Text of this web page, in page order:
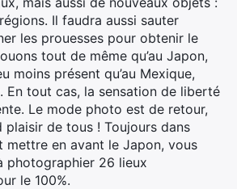
Il faudra aussi sauter
les prouesses pour obtenir le
tout de même qu’au Japon,
moins présent qu’au Mexique,
En tout cas, la sensation de liberté
Le mode photo est de retour,
plaisir de tous ! Toujours dans
mettre en avant le Japon, vous
photographier 26 lieux
le 100%.